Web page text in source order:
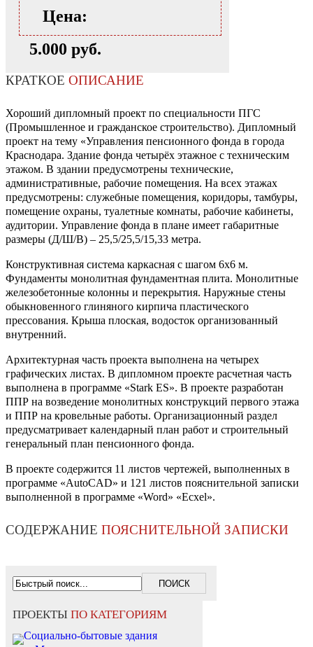
Цена:
5.000 руб.
КРАТКОЕ ОПИСАНИЕ
Хороший дипломный проект по специальности ПГС
(Промышленное и гражданское строительство). Дипломный
проект на тему «Управления пенсионного фонда в города
Краснодара. Здание фонда четырёх этажное с техническим
этажом. В здании предусмотрены технические,
административные, рабочие помещения. На всех этажах
предусмотрены: служебные помещения, коридоры, тамбуры,
помещение охраны, туалетные комнаты, рабочие кабинеты,
аудитории. Управление фонда в плане имеет габаритные
размеры (Д/Ш/В) – 25,5/25,5/15,33 метра.
Конструктивная система каркасная с шагом 6х6 м.
Фундаменты монолитная фундаментная плита. Монолитные
железобетонные колонны и перекрытия. Наружные стены
обыкновенного глиняного кирпича пластического
прессования. Крыша плоская, водосток организованный
внутренний.
Архитектурная часть проекта выполнена на четырех
графических листах. В дипломном проекте расчетная часть
выполнена в программе «Stark ES». В проекте разработан
ППР на возведение монолитных конструкций первого этажа
и ППР на кровельные работы. Организационный раздел
предусматривает календарный план работ и строительный
генеральный план пенсионного фонда.
В проекте содержится 11 листов чертежей, выполненных в
программе «AutoCAD» и 121 листов пояснительной записки
выполненной в программе «Word» «Eсxel».
СОДЕРЖАНИЕ ПОЯСНИТЕЛЬНОЙ ЗАПИСКИ
ПРОЕКТЫ ПО КАТЕГОРИЯМ
Социально-бытовые здания